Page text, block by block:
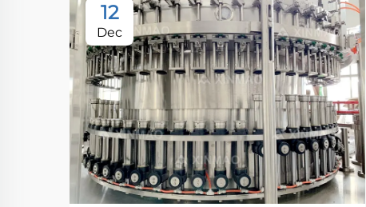
12
Dec